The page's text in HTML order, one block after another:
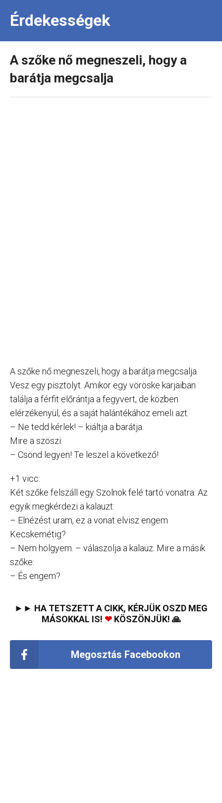
Érdekességek
A szőke nő megneszeli, hogy a
barátja megcsalja
A szőke nő megneszeli, hogy a barátja megcsalja.
Vesz egy pisztolyt. Amikor egy vöröske karjaiban
találja a férfit előrántja a fegyvert, de közben
elérzékenyül, és a saját halántékához emeli azt.
– Ne tedd kérlek! – kiáltja a barátja.
Mire a szöszi:
– Csönd legyen! Te leszel a következő!
+1 vicc:
Két szőke felszáll egy Szolnok felé tartó vonatra. Az
egyik megkérdezi a kalauzt:
– Elnézést uram, ez a vonat elvisz engem
Kecskemétig?
– Nem hölgyem. – válaszolja a kalauz. Mire a másik
szőke:
– És engem?
►► HA TETSZETT A CIKK, KÉRJÜK OSZD MEG
MÁSOKKAL IS! ❤KÖSZÖNJÜK! 🙏
Megosztás Facebookon